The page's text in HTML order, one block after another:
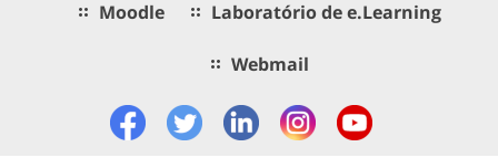
Moodle Laboratório de e.Learning
Webmail